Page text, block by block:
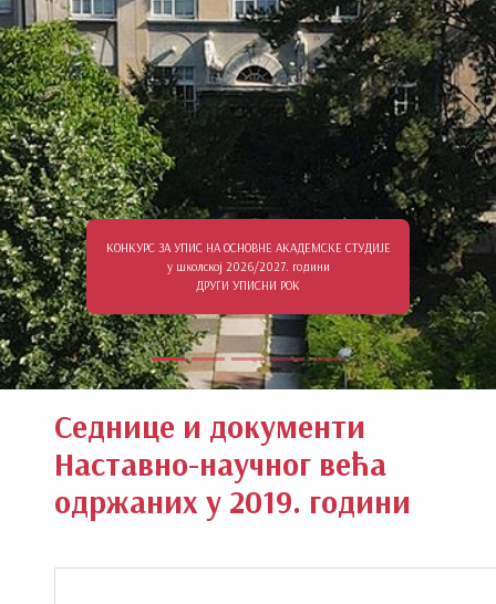
КОНКУРС ЗА УПИС НА ОСНОВНЕ АКАДЕМСКЕ СТУДИЈЕ
у школској 2026/2027. години
ДРУГИ УПИСНИ РОК
Седнице и документи
Наставно-научног већа
одржаних у 2019. години